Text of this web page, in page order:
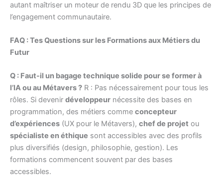
autant maîtriser un moteur de rendu 3D que les principes de
l’engagement communautaire.
FAQ : Tes Questions sur les Formations aux Métiers du
Futur
Q : Faut-il un bagage technique solide pour se former à
l’IA ou au Métavers ? R : Pas nécessairement pour tous les
rôles. Si devenir développeur nécessite des bases en
programmation, des métiers comme concepteur
d’expériences (UX pour le Métavers), chef de projet ou
spécialiste en éthique sont accessibles avec des profils
plus diversifiés (design, philosophie, gestion). Les
formations commencent souvent par des bases
accessibles.